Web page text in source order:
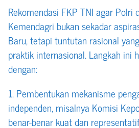
Rekomendasi FKP TNI agar Polri
Kemendagri bukan sekadar
Baru, tetapi tuntutan rasional
praktik internasional. Langkah ini
dengan:
1. Pembentukan mekanisme
independen, misalnya Komisi
benar-benar kuat dan